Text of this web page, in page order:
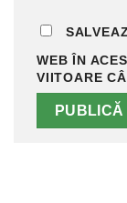
WEB ÎN
VIITOARE